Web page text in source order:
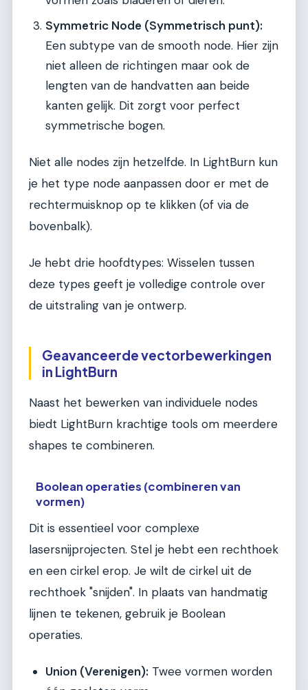
Symmetric Node (Symmetrisch punt):
Een subtype van de smooth node. Hier zijn
niet alleen de richtingen maar ook de
lengten van de handvatten aan beide
kanten gelijk. Dit zorgt voor perfect
symmetrische bogen.
Niet alle nodes zijn hetzelfde. In LightBurn kun
je het type node aanpassen door er met de
rechtermuisknop op te klikken (of via de
bovenbalk).
Je hebt drie hoofdtypes: Wisselen tussen
deze types geeft je volledige controle over
de uitstraling van je ontwerp.
Geavanceerde vectorbewerkingen
in LightBurn
Naast het bewerken van individuele nodes
biedt LightBurn krachtige tools om meerdere
shapes te combineren.
Boolean operaties (combineren van
vormen)
Dit is essentieel voor complexe
lasersnijprojecten. Stel je hebt een rechthoek
en een cirkel erop. Je wilt de cirkel uit de
rechthoek "snijden". In plaats van handmatig
lijnen te tekenen, gebruik je Boolean
operaties.
Union (Verenigen): Twee vormen worden